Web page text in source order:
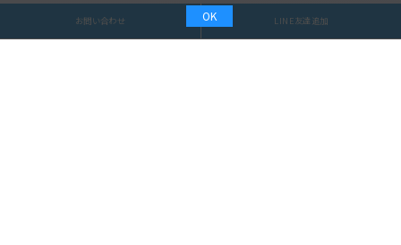
OK
お問い合わせ LINE友達追加